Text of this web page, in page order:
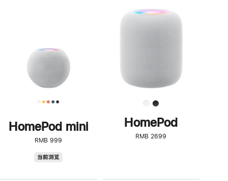
HomePod mini
RMB 999
当前浏览
步
了
解
HomePod<
HomePod
RMB 2699